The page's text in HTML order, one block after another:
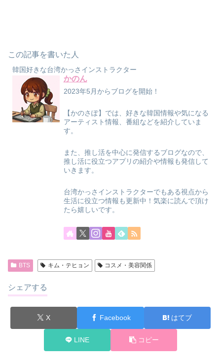
この記事を書いた人
韓国好きな台湾かっさインストラクター
かのん
2023年5月からブログを開始！
【かのさぽ】では、好きな韓国情報や気になる
アーティスト情報、番組などを紹介していま
す。
また、推し活を中心に発信するブログなので、
推し活に役立つアプリの紹介や情報も発信して
いきます。
台湾かっさインストラクターでもある視点から
生活に役立つ情報も更新中！気楽に読んで頂け
たら嬉しいです。
BTS キム・テヒョン コスメ・美容関係
シェアする
X Facebook はてブ
LINE コピー